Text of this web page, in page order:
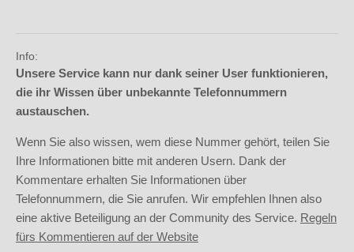
Info:
Unsere Service kann nur dank seiner User funktionieren,
die ihr Wissen über unbekannte Telefonnummern
austauschen.
Wenn Sie also wissen, wem diese Nummer gehört, teilen Sie
Ihre Informationen bitte mit anderen Usern. Dank der
Kommentare erhalten Sie Informationen über
Telefonnummern, die Sie anrufen. Wir empfehlen Ihnen also
eine aktive Beteiligung an der Community des Service. Regeln
fürs Kommentieren auf der Website